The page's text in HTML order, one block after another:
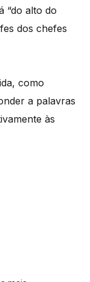
“do alto do
dos chefes
como
a palavras
às